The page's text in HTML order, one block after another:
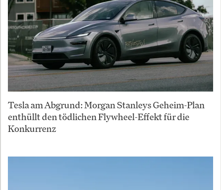
Tesla am Abgrund: Morgan Stanleys Geheim-Plan
enthüllt den tödlichen Flywheel-Effekt für die
Konkurrenz